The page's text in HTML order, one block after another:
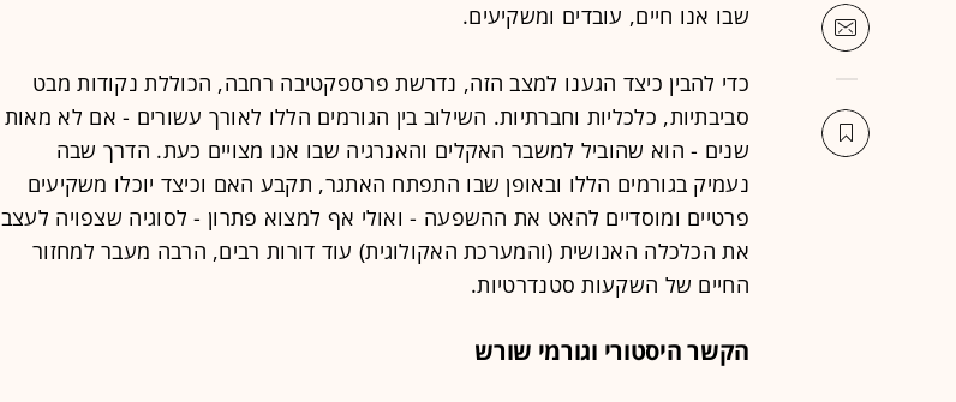
שבו אנו חיים, עובדים ומשקיעים.
כדי להבין כיצד הגענו למצב הזה, נדרשת פרספקטיבה רחבה, הכוללת נקודות מבט
סביבתיות, כלכליות וחברתיות. השילוב בין הגורמים הללו לאורך עשורים - אם לא מאות
שנים - הוא שהוביל למשבר האקלים והאנרגיה שבו אנו מצויים כעת. הדרך שבה
נעמיק בגורמים הללו ובאופן שבו התפתח האתגר, תקבע האם וכיצד יוכלו משקיעים
פרטיים ומוסדיים להאט את ההשפעה - ואולי אף למצוא פתרון - לסוגיה שצפויה לעצב
את הכלכלה האנושית (והמערכת האקולוגית) עוד דורות רבים, הרבה מעבר למחזור
החיים של השקעות סטנדרטיות.
הקשר היסטורי וגורמי שורש